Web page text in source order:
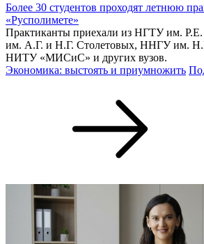
Более 30 студентов проходят летнюю
«Русполимете»
Практиканты приехали из НГТУ им.
им. А.Г. и Н.Г. Столетовых, ННГУ им.
НИТУ «МИСиС» и других вузов.
Экономика: выстоять и приумножить